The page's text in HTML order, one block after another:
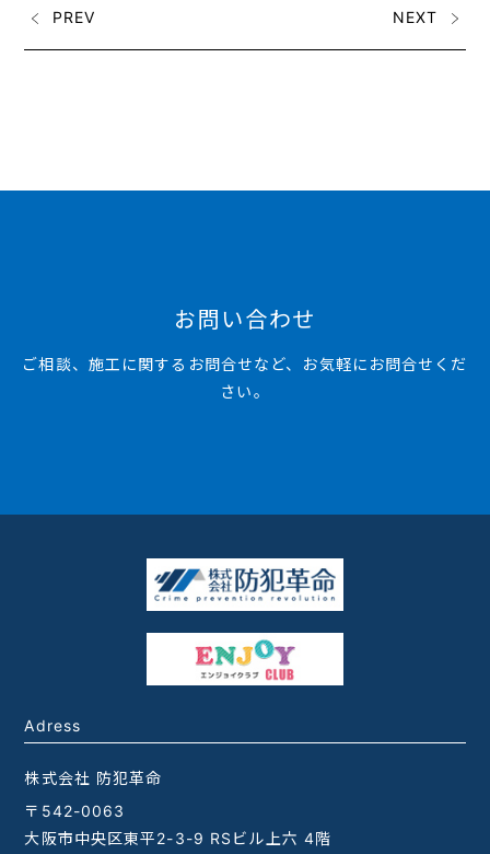
PREV NEXT
お問い合わせ
ご相談、施工に関するお問合せなど、お気軽にお問合せくだ
さい。
Adress
株式会社 防犯革命
〒542-0063
大阪市中央区東平2-3-9 RSビル上六 4階